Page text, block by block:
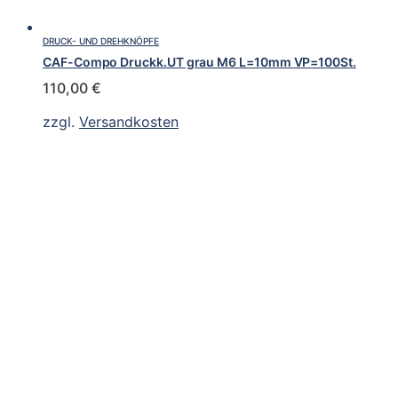
DRUCK- UND DREHKNÖPFE
CAF-Compo Druckk.UT grau M6 L=10mm VP=100St.
110,00 €
zzgl. Versandkosten